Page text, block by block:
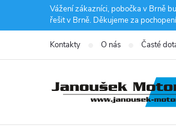
Vážení zákazníci, pobočka v Brně
řešit v Brně. Děkujeme za
Kontakty O nás Časté